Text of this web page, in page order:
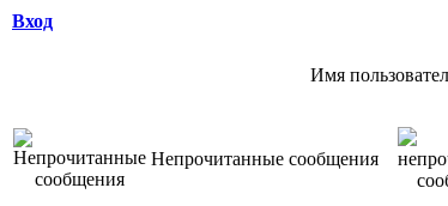
Вход
Имя
Непрочитанные сообщения